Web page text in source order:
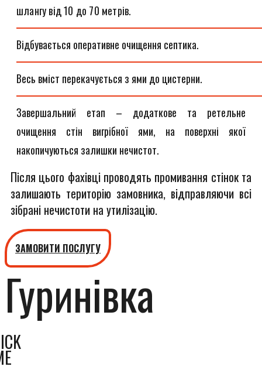
шлангу від 10 до 70 метрів.
Відбувається оперативне очищення септика.
Весь вміст перекачується з ями до цистерни.
Завершальний етап – додаткове та ретельне
очищення стін вигрібної ями, на поверхні якої
накопичуються залишки нечистот.
Після цього фахівці проводять промивання стінок та
залишають територію замовника, відправляючи всі
зібрані нечистоти на утилізацію.
ЗАМОВИТИ ПОСЛУГУ
Гуринівка